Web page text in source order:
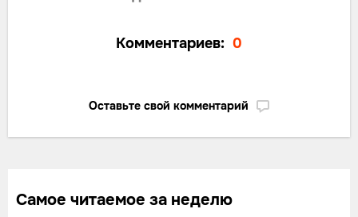
Комментариев: 0
Оставьте свой комментарий
Самое читаемое за неделю